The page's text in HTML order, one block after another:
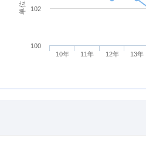
10年 11年 12年 13年
102
100